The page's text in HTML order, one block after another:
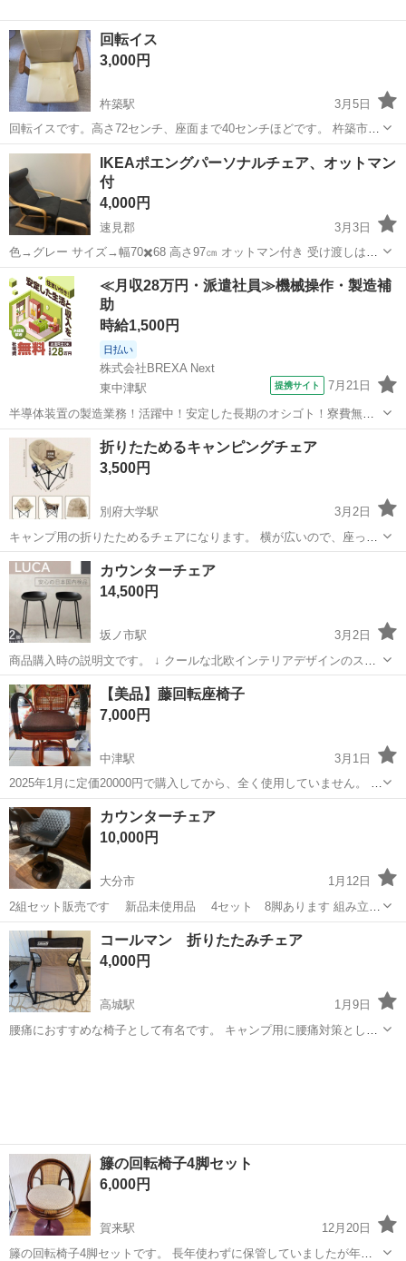
回転イス
3,000円
杵築駅
3月5日
回転イスです。高さ72センチ、座面まで40センチほどです。 杵築市に
取りに来てくださる方を優先させていただきます。よろしくお願いし
ます。
大分 杵築市 杵築駅 椅子 イス
IKEAポエングパーソナルチェア、オットマン
付
4,000円
速見郡
3月3日
色→グレー サイズ→幅70✖️68 高さ97㎝ オットマン付き 受け渡しは速
見郡日出町になります。
大分 速見郡 椅子 IKEA
≪月収28万円・派遣社員≫機械操作・製造補
助
時給1,500円
日払い
株式会社BREXA Next
東中津駅
提携サイト 7月21日
半導体装置の製造業務！活躍中！安定した長期のオシゴト！寮費無料
★赴任旅費会社負担◎20代～40代の男性活躍中★未経験活躍中！高時
給1,500円！《大分県中津市》 人気の工場のお仕事 ◇半導体装置内部
のシート製造◇ ＊クリー...
大分 中津市 東中津駅 その他
折りたためるキャンピングチェア
3,500円
別府大学駅
3月2日
キャンプ用の折りたためるチェアになります。 横が広いので、座って
あぐらをかくこともできます。 細かい傷等ありますので、ご了承いた
だける方のみご購入をお願いいたします。
大分 別府市 別府大学駅
カウンターチェア
14,500円
坂ノ市駅
3月2日
商品購入時の説明文です。 ↓ クールな北欧インテリアデザインのスタ
イリッシュなカウンター・チェア、高さは75cmです。 座面はポリプ
ロピレン製で人間工学に基づくデザインのため、カウンター・チェア
でありながら長時間座っても疲...
大分 大分市 坂ノ市駅 椅子 カウンター
【美品】藤回転座椅子
7,000円
中津駅
3月1日
2025年1月に定価20000円で購入してから、全く使用していません。 と
ても綺麗な状態です(^-^)
大分 中津市 中津駅 椅子
カウンターチェア
10,000円
大分市
1月12日
2組セット販売です 新品未使用品 4セット 8脚あります 組み立て
ましたが サイズが合わなかったので 出品しました 高さ90cm〜
110cm調整できます 大分市内 現物渡しになります
大分 大分市 カウンター
コールマン 折りたたみチェア
4,000円
高城駅
1月9日
腰痛におすすめな椅子として有名です。 キャンプ用に腰痛対策として
籐の回転椅子4脚セット
6,000円
賀来駅
12月20日
籐の回転椅子4脚セットです。 長年使わずに保管していましたが年代